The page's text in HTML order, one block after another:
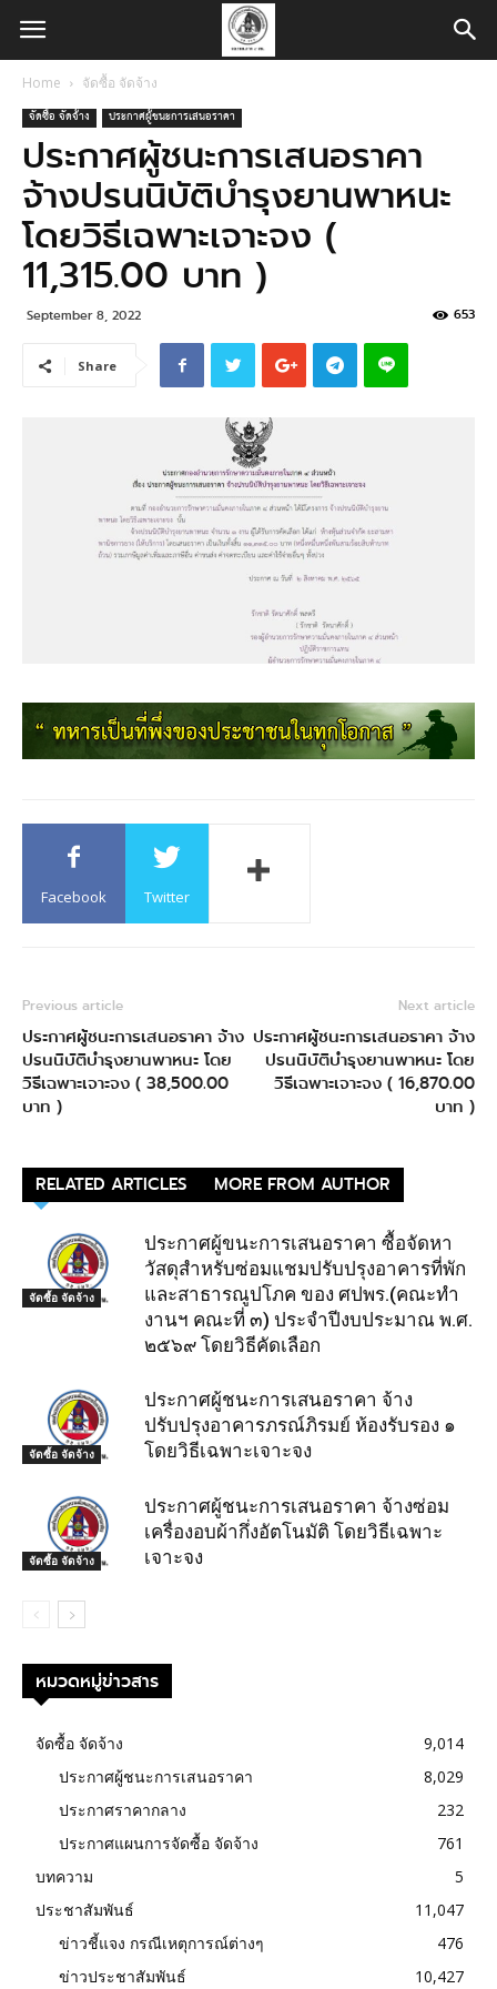
Home จัดซื้อ จัดจ้าง
จัดซื้อ จัดจ้าง ประกาศผู้ชนะการเสนอราคา
ประกาศผู้ชนะการเสนอราคา
จ้างปรนนิบัติบำรุงยานพาหนะ
โดยวิธีเฉพาะเจาะจง (
11,315.00 บาท )
September 8, 2022 653
Share
Facebook Twitter
Previous article
ประกาศผู้ชนะการเสนอราคา จ้าง
ปรนนิบัติบำรุงยานพาหนะ โดย
วิธีเฉพาะเจาะจง ( 38,500.00
บาท )
Next article
ประกาศผู้ชนะการเสนอราคา จ้าง
ปรนนิบัติบำรุงยานพาหนะ โดย
วิธีเฉพาะเจาะจง ( 16,870.00
บาท )
RELATED ARTICLES MORE FROM AUTHOR
จัดซื้อ จัดจ้าง
ประกาศผู้ขนะการเสนอราคา ซื้อจัดหา
วัสดุสำหรับซ่อมแชมปรับปรุงอาคารที่พัก
และสาธารณูปโภค ของ ศปพร.(คณะทำ
งานฯ คณะที่ ๓) ประจำปีงบประมาณ พ.ศ.
๒๕๖๙ โดยวิธีคัดเลือก
จัดซื้อ จัดจ้าง
ประกาศผู้ชนะการเสนอราคา จ้าง
ปรับปรุงอาคารภรณ์ภิรมย์ ห้องรับรอง ๑
โดยวิธีเฉพาะเจาะจง
จัดซื้อ จัดจ้าง
ประกาศผู้ชนะการเสนอราคา จ้างซ่อม
เครื่องอบผ้ากึ่งอัตโนมัติ โดยวิธีเฉพาะ
เจาะจง
หมวดหมู่ข่าวสาร
จัดซื้อ จัดจ้าง
9,014
ประกาศผู้ชนะการเสนอราคา
8,029
ประกาศราคากลาง
232
ประกาศแผนการจัดซื้อ จัดจ้าง
761
บทความ
5
ประชาสัมพันธ์
11,047
ข่าวชี้แจง กรณีเหตุการณ์ต่างๆ
476
ข่าวประชาสัมพันธ์
10,427